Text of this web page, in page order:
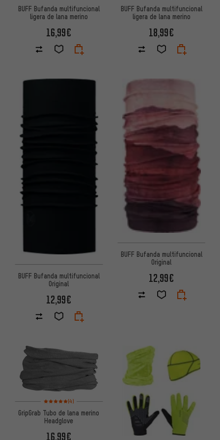
BUFF Bufanda multifuncional
ligera de lana merino
16,99€
BUFF Bufanda multifuncional
ligera de lana merino
18,99€
BUFF Bufanda multifuncional
Original
12,99€
BUFF Bufanda multifuncional
Original
12,99€
Valoración media: 5 de 5 basada en 4 reseñas
(4)
GripGrab Tubo de lana merino
Headglove
16,99€